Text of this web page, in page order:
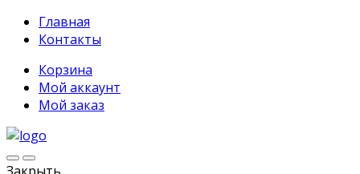
Главная
Контакты
Корзина
Мой аккаунт
Мой заказ